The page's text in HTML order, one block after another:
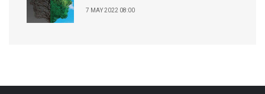
7 MAY 2022 08:00